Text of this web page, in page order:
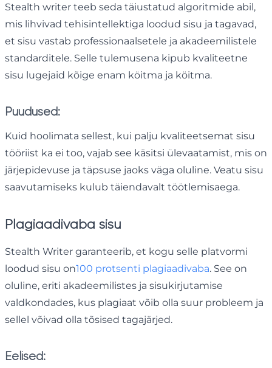
Stealth writer teeb seda täiustatud algoritmide abil,
mis lihvivad tehisintellektiga loodud sisu ja tagavad,
et sisu vastab professionaalsetele ja akadeemilistele
standarditele. Selle tulemusena kipub kvaliteetne
sisu lugejaid kõige enam köitma ja köitma.
Puudused:
Kuid hoolimata sellest, kui palju kvaliteetsemat sisu
tööriist ka ei too, vajab see käsitsi ülevaatamist, mis on
järjepidevuse ja täpsuse jaoks väga oluline. Veatu sisu
saavutamiseks kulub täiendavalt töötlemisaega.
Plagiaadivaba sisu
Stealth Writer garanteerib, et kogu selle platvormi
loodud sisu on100 protsenti plagiaadivaba. See on
oluline, eriti akadeemilistes ja sisukirjutamise
valdkondades, kus plagiaat võib olla suur probleem ja
sellel võivad olla tõsised tagajärjed.
Eelised: